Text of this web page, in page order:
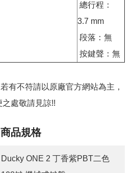
總行程：
3.7 mm
段落：無
按鍵聲：無
有不符請以原廠官方網站為主，
之處敬請見諒!!
商品規格
Ducky ONE 2 丁香紫PBT二色